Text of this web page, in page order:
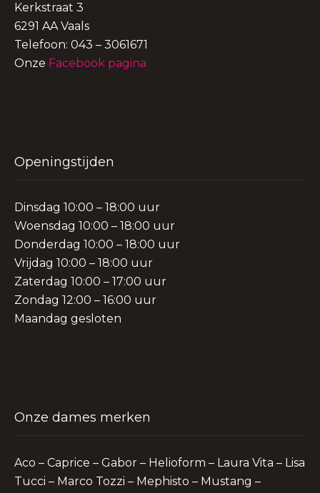
Kerkstraat 3
6291 AA Vaals
Telefoon: 043 – 3061671
Onze Facebook pagina
Openingstijden
Dinsdag 10:00 – 18:00 uur
Woensdag 10:00 – 18:00 uur
Donderdag 10:00 – 18:00 uur
Vrijdag 10:00 – 18:00 uur
Zaterdag 10:00 – 17:00 uur
Zondag 12:00 – 16:00 uur
Maandag gesloten
Onze dames merken
Aco – Caprice – Gabor – Helioform – Laura Vita – Lisa
Tucci – Marco Tozzi – Mephisto – Mustang –